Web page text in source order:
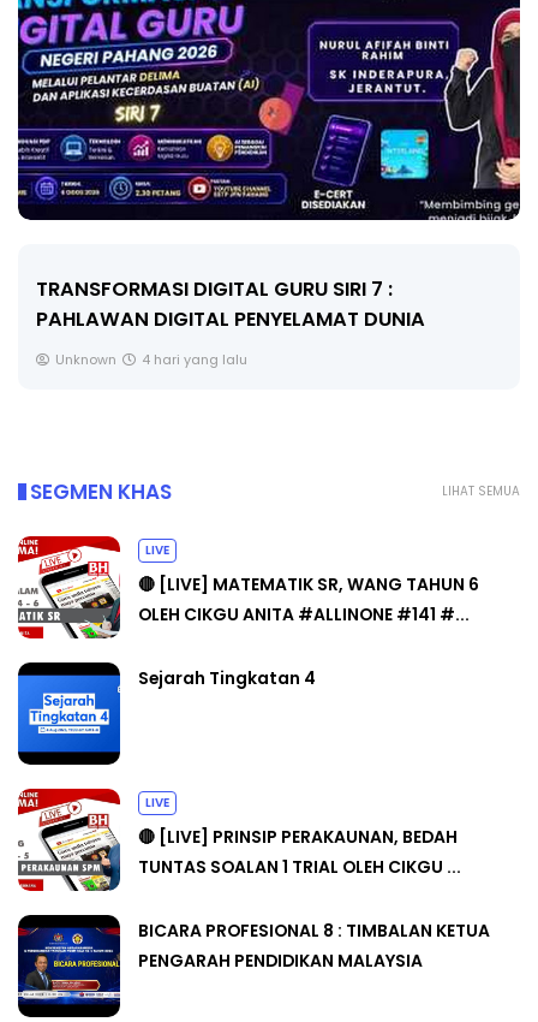
MAJLIS ANUGERAH FFK (FESTIVAL LENSA
PENDIDIKAN - FLeP) 2026
Unknown 5 hari yang lalu
LIHAT SEMUA
SEGMEN KHAS
LIVE
🔴 [LIVE] MATEMATIK SR, WANG TAHUN 6
OLEH CIKGU ANITA #ALLINONE #141 #...
Sejarah Tingkatan 4
LIVE
🔴 [LIVE] PRINSIP PERAKAUNAN, BEDAH
TUNTAS SOALAN 1 TRIAL OLEH CIKGU ...
BICARA PROFESIONAL 8 : TIMBALAN KETUA
PENGARAH PENDIDIKAN MALAYSIA